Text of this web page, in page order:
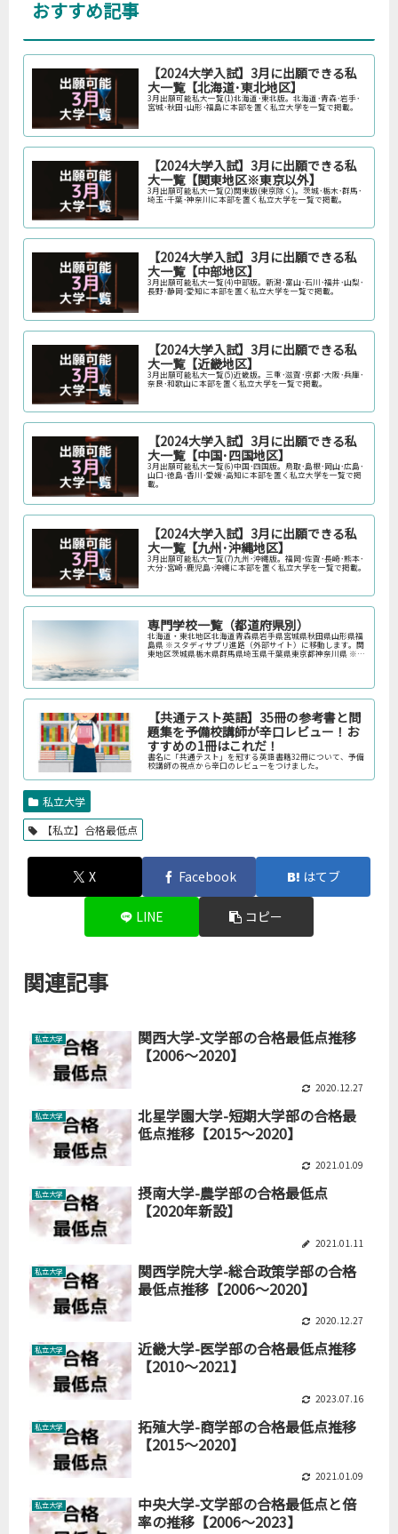
おすすめ記事
【2024大学入試】3月に出願できる私
大一覧【北海道･東北地区】
3月出願可能私大一覧(1)北海道･東北版。北海道･青森･岩手･
宮城･秋田･山形･福島に本部を置く私立大学を一覧で掲載。
【2024大学入試】3月に出願できる私
大一覧【関東地区※東京以外】
3月出願可能私大一覧(2)関東版(東京除く)。茨城･栃木･群馬･
埼玉･千葉･神奈川に本部を置く私立大学を一覧で掲載。
【2024大学入試】3月に出願できる私
大一覧【中部地区】
3月出願可能私大一覧(4)中部版。新潟･富山･石川･福井･山梨･
長野･静岡･愛知に本部を置く私立大学を一覧で掲載。
【2024大学入試】3月に出願できる私
大一覧【近畿地区】
3月出願可能私大一覧(5)近畿版。三重･滋賀･京都･大阪･兵庫･
奈良･和歌山に本部を置く私立大学を一覧で掲載。
【2024大学入試】3月に出願できる私
大一覧【中国･四国地区】
3月出願可能私大一覧(6)中国･四国版。鳥取･島根･岡山･広島･
山口･徳島･香川･愛媛･高知に本部を置く私立大学を一覧で掲
載。
【2024大学入試】3月に出願できる私
大一覧【九州･沖縄地区】
3月出願可能私大一覧(7)九州･沖縄版。福岡･佐賀･長崎･熊本･
大分･宮崎･鹿児島･沖縄に本部を置く私立大学を一覧で掲載。
専門学校一覧（都道府県別）
北海道・東北地区北海道青森県岩手県宮城県秋田県山形県福
島県 ※スタディサプリ進路（外部サイト）に移動します。関
東地区茨城県栃木県群馬県埼玉県千葉県東京都神奈川県 ※ス
【共通テスト英語】35冊の参考書と問
題集を予備校講師が辛口レビュー！お
すすめの1冊はこれだ！
書名に「共通テスト」を冠する英語書籍32冊について、予備
校講師の視点から辛口のレビューをつけました。
私立大学
【私立】合格最低点
X Facebook はてブ
LINE コピー
関連記事
私立大学
関西大学-文学部の合格最低点推移
【2006～2020】
2020.12.27
私立大学
北星学園大学-短期大学部の合格最
低点推移【2015～2020】
2021.01.09
私立大学
摂南大学-農学部の合格最低点
【2020年新設】
2021.01.11
私立大学
関西学院大学-総合政策学部の合格
最低点推移【2006～2020】
2020.12.27
私立大学
近畿大学-医学部の合格最低点推移
【2010～2021】
2023.07.16
私立大学
拓殖大学-商学部の合格最低点推移
【2015～2020】
2021.01.09
私立大学
中央大学-文学部の合格最低点と倍
率の推移【2006～2023】